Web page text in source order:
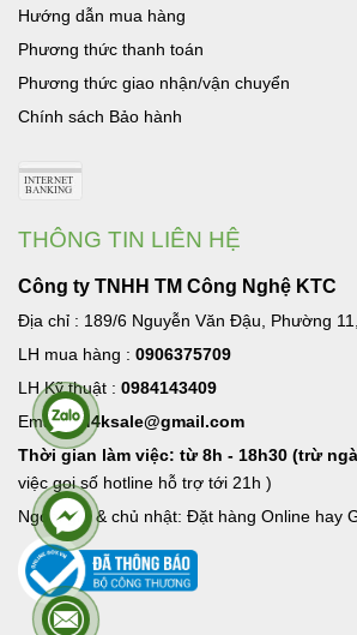
Hướng dẫn mua hàng
Phương thức thanh toán
Phương thức giao nhận/vận chuyển
Chính sách Bảo hành
THÔNG TIN LIÊN HỆ
Công ty TNHH TM Công Nghệ KTC
Địa chỉ : 189/6 Nguyễn Văn Đậu, Phường
LH mua hàng : 0906375709
LH Kỹ thuật : 0984143409
Email:hd4ksale@gmail.com
Thời gian làm việc: từ 8h - 18h30 (trừ
việc goi số hotline hỗ trợ tới 21h )
Ngoài giờ & chủ nhật: Đặt hàng Online hay